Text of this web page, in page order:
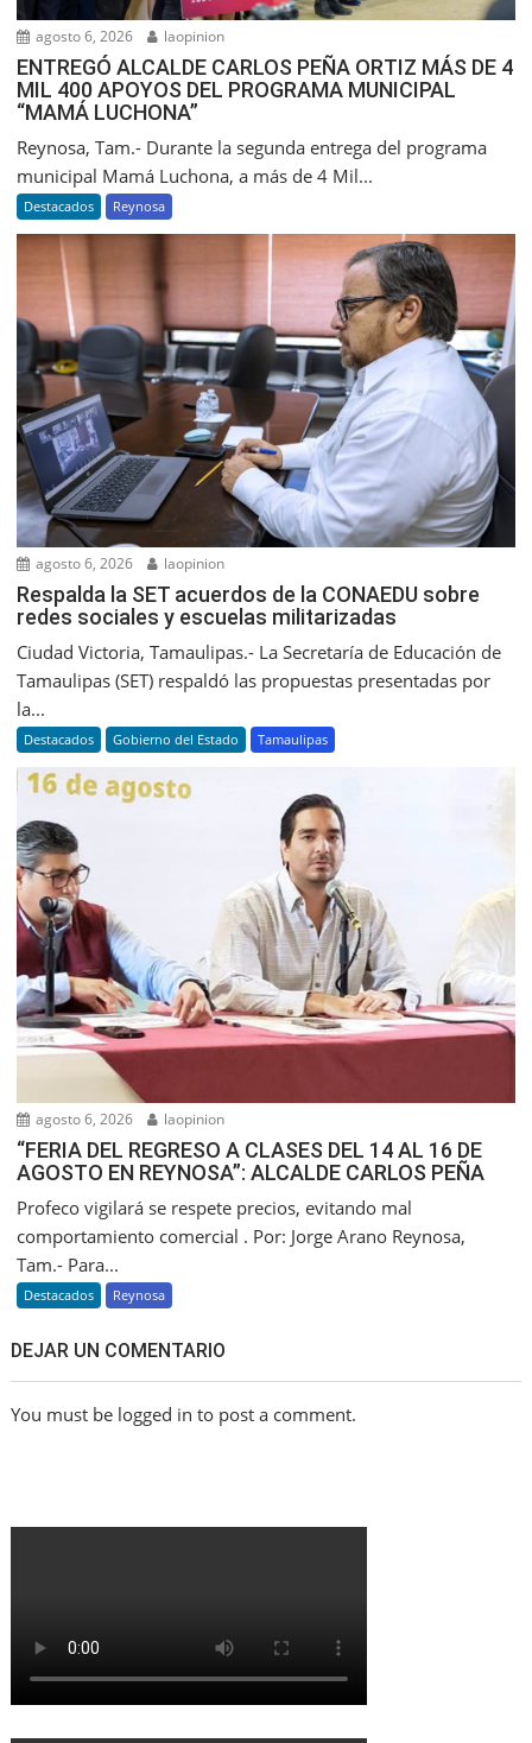
agosto 6, 2026 laopinion
ENTREGÓ ALCALDE CARLOS PEÑA ORTIZ MÁS DE 4
MIL 400 APOYOS DEL PROGRAMA MUNICIPAL
“MAMÁ LUCHONA”
Reynosa, Tam.- Durante la segunda entrega del programa
municipal Mamá Luchona, a más de 4 Mil...
Destacados Reynosa
agosto 6, 2026 laopinion
Respalda la SET acuerdos de la CONAEDU sobre
redes sociales y escuelas militarizadas
Ciudad Victoria, Tamaulipas.- La Secretaría de Educación de
Tamaulipas (SET) respaldó las propuestas presentadas por
la...
Destacados Gobierno del Estado Tamaulipas
agosto 6, 2026 laopinion
“FERIA DEL REGRESO A CLASES DEL 14 AL 16 DE
AGOSTO EN REYNOSA”: ALCALDE CARLOS PEÑA
Profeco vigilará se respete precios, evitando mal
comportamiento comercial . Por: Jorge Arano Reynosa,
Tam.- Para...
Destacados Reynosa
DEJAR UN COMENTARIO
You must be logged in to post a comment.